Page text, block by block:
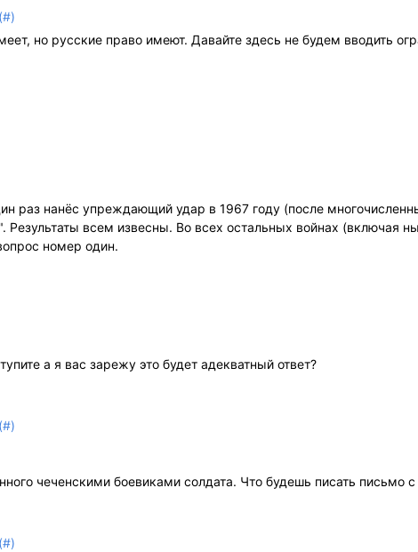
(#)
но русские право имеют. Давайте здесь не будем вводить
раз нанёс упреждающий удар в 1967 году (после
Результаты всем извесны. Во всех остальных войнах (включая
номер один.
а я вас зарежу это будет адекватный ответ?
(#)
чеченскими боевиками солдата. Что будешь писать письмо
(#)